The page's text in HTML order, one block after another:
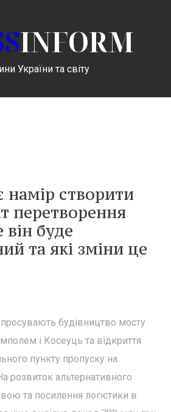
INFORM
України та світу
намір створити
перетворення
буде
та які зміни це
будівництво мосту
і Косеуць та відкриття
пункту пропуску на
розвиток альтернативного
та посилення логістики в